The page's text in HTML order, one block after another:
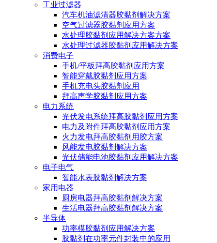
工业过滤器
汽车机油滤清器胶黏剂解决方案
空气过滤器胶黏剂应用方案
水处理胶黏剂应用解决方案方案
水处理过滤器胶黏剂应用解决方案
消费电子
手机/平板拜高胶黏剂应用方案
智能穿戴胶黏剂应用方案
手机充电头胶黏剂应用
拜高声学胶黏剂应用方案
电力系统
光伏发电系统拜高胶黏剂应用方案
电力及附件拜高胶黏剂应用方案
火力发电拜高胶黏剂用胶方案
风能发电胶黏剂解决方案
光伏储能电池胶黏剂应用解决方案
电子电气
智能水表胶黏剂解决方案
家用电器
厨房电器拜高胶黏剂解决方案
生活电器拜高胶黏剂解决方案
半导体
功率模胶黏剂应用解决方案
胶黏剂在功率元件封装中的应用